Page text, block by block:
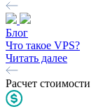
Блог
Что такое VPS?
Читать далее
Расчет стоимости